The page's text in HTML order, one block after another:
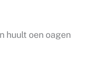
huult oen oagen